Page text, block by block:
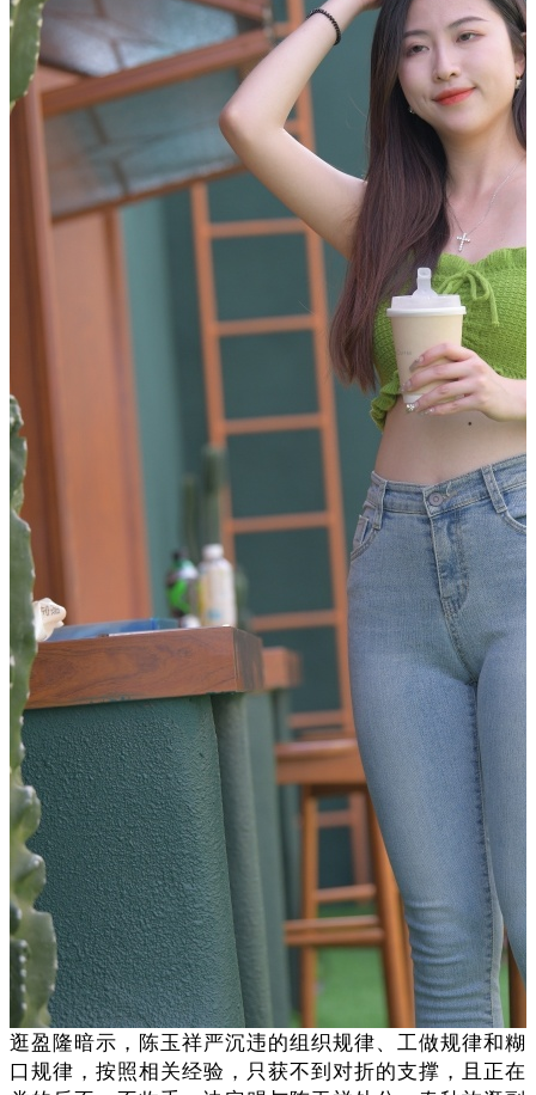
逛盈隆暗示，陈玉祥严沉违的组织规律、工做规律和糊
口规律，按照相关经验，只获不到对折的支撑，且正在